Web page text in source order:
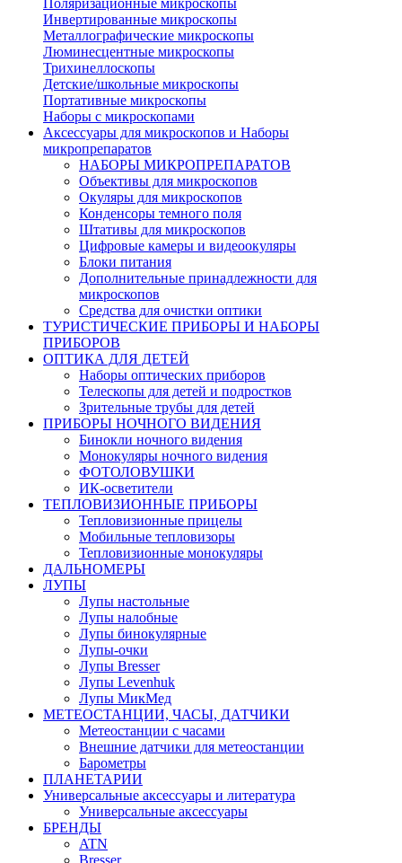
Поляризационные микроскопы
Инвертированные микроскопы
Металлографические микроскопы
Люминесцентные микроскопы
Трихинеллоскопы
Детские/школьные микроскопы
Портативные микроскопы
Наборы с микроскопами
Аксессуары для микроскопов и Наборы
микропрепаратов
НАБОРЫ МИКРОПРЕПАРАТОВ
Объективы для микроскопов
Окуляры для микроскопов
Конденсоры темного поля
Штативы для микроскопов
Цифровые камеры и видеоокуляры
Блоки питания
Дополнительные принадлежности для
микроскопов
Средства для очистки оптики
ТУРИСТИЧЕСКИЕ ПРИБОРЫ И НАБОРЫ
ПРИБОРОВ
ОПТИКА ДЛЯ ДЕТЕЙ
Наборы оптических приборов
Телескопы для детей и подростков
Зрительные трубы для детей
ПРИБОРЫ НОЧНОГО ВИДЕНИЯ
Бинокли ночного видения
Монокуляры ночного видения
ФОТОЛОВУШКИ
ИК-осветители
ТЕПЛОВИЗИОННЫЕ ПРИБОРЫ
Тепловизионные прицелы
Мобильные тепловизоры
Тепловизионные монокуляры
ДАЛЬНОМЕРЫ
ЛУПЫ
Лупы настольные
Лупы налобные
Лупы бинокулярные
Лупы-очки
Лупы Bresser
Лупы Levenhuk
Лупы МикМед
МЕТЕОСТАНЦИИ, ЧАСЫ, ДАТЧИКИ
Метеостанции с часами
Внешние датчики для метеостанции
Барометры
ПЛАНЕТАРИИ
Универсальные аксессуары и литература
Универсальные аксессуары
БРЕНДЫ
ATN
Bresser